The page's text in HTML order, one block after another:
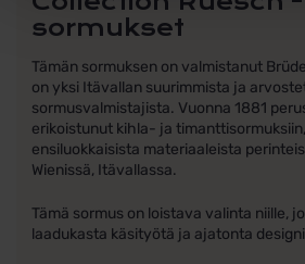
sormukset
Tämän sormuksen on valmistanut
on yksi Itävallan suurimmista ja
sormusvalmistajista. Vuonna 1881
erikoistunut kihla- ja
ensiluokkaisista materiaaleista
Wienissä, Itävallassa.
Tämä sormus on loistava valinta niille,
laadukasta käsityötä ja ajatonta